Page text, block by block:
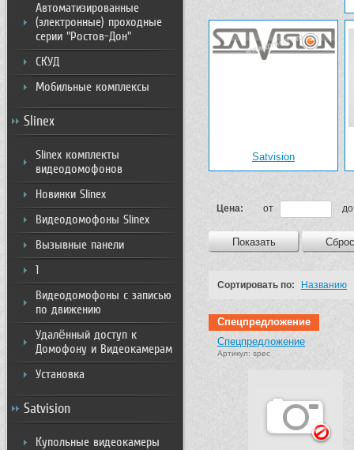
Satvision
Цена: от
Показать
Сортировать по: Названию
Спецпредложение
Спецпредложение
Артикул: spec
Автоматизированные
(электронные) проходные
серии "Ростов-Дон"
СКУД
Мобильные комплексы
Slinex
Slinex комплекты
видеодомофонов
Новинки Slinex
Видеодомофоны Slinex
Вызывные панели
1
Видеодомофоны с записью
по движению
Удалённый доступ к
Домофону и Видеокамерам
Установка
Satvision
Купольные видеокамеры